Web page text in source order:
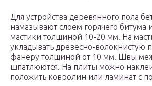
Для устройства деревянного пола
намазывают слоем горячего битума
мастики толщиной 10-20 мм. На
укладывать древесно-волокнистую
фанеру толщиной от 10 мм. Швы
шпатлюются. На плиты можно
положить ковролин или ламинат с